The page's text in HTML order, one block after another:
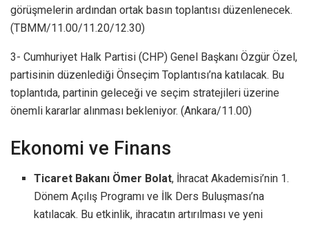
görüşmelerin ardından ortak basın toplantısı düzenlenecek.
(TBMM/11.00/11.20/12.30)
3- Cumhuriyet Halk Partisi (CHP) Genel Başkanı Özgür Özel,
partisinin düzenlediği Önseçim Toplantısı’na katılacak. Bu
toplantıda, partinin geleceği ve seçim stratejileri üzerine
önemli kararlar alınması bekleniyor. (Ankara/11.00)
Ekonomi ve Finans
Ticaret Bakanı Ömer Bolat, İhracat Akademisi’nin 1.
Dönem Açılış Programı ve İlk Ders Buluşması’na
katılacak. Bu etkinlik, ihracatın artırılması ve yeni